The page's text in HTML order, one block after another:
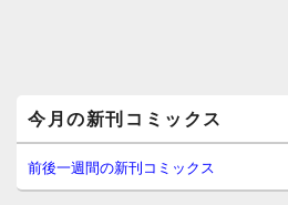
イ
ン
サ
イ
今月の新刊コミックス
前後一週間の新刊コミックス